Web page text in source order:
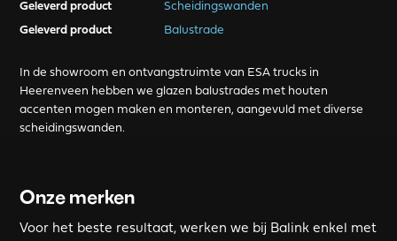
Geleverd product Scheidingswanden
Geleverd product Balustrade
In de showroom en ontvangstruimte van ESA trucks in
Heerenveen hebben we glazen balustrades met houten
accenten mogen maken en monteren, aangevuld met diverse
scheidingswanden.
Onze merken
Voor het beste resultaat, werken we bij Balink enkel met